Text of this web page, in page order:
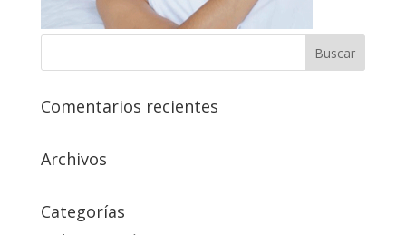
Comentarios recientes
Archivos
Categorías